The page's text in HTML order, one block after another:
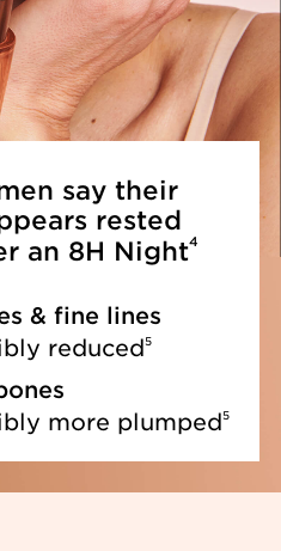
say their
rested
an 8H Night4
& fine lines
reduced5
more plumped5